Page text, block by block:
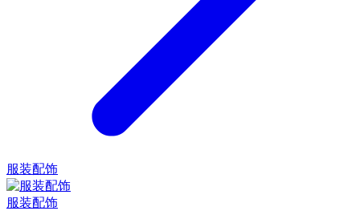
服装配饰
服装配饰